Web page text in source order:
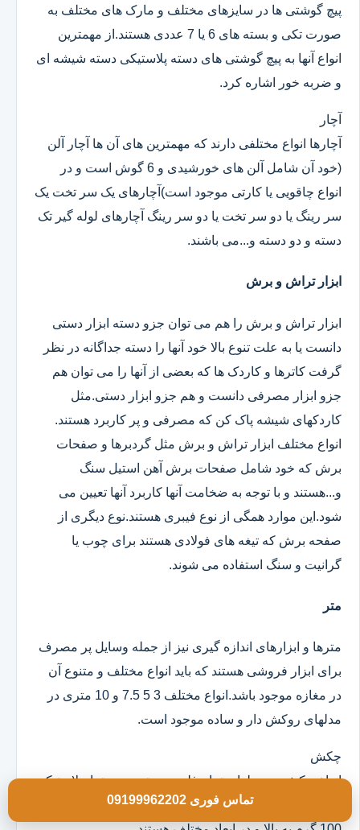
پیچ گوشتی ها در سایزهای مختلف و مارک های مختلف به
صورت تکی و بسته های 6 یا 7 عددی هستند.از مهمترین
انواع آنها به پیچ گوشتی های دسته پلاستیکی دسته شیشه ای
و ضربه خور اشاره کرد.
آچار
آچارها انواع مختلفی دارند که مهمترین های آن ها آچار آلن
(خود آن شامل آلن های خورشیدی و 6 گوش است و در
انواع چاقویی یا کارتی موجود است)آچارهای یک سر تخت یک
سر رینگ یا دو سر تخت یا دو سر رینگ آچارهای لوله گیر تک
دسته و دو دسته و...می باشند.
ابزار تراش و برش
ابزار تراش و برش را هم می توان جزو دسته ابزار دستی
دانست یا به علت تنوع بالا خود آنها را دسته جداگانه در نظر
گرفت کاترها و کاردک ها که بعضی از آنها را می توان هم
جزو ابزار مصرفی دانست و هم جزو ابزار دستی.مثل
کاردکهای شیشه پاک کن که مصرفی و پر کاربرد هستند.
انواع مختلف ابزار تراش و برش مثل گردبرها و صفحات
برش که خود شامل صفحات برش آهن استیل سنگ
و...هستند و با توجه به ضخامت آنها کاربرد آنها تعیین می
شود.این موارد همگی از نوع فیبری هستند.نوع دیگری از
صفحه برش که تیغه های فولادی هستند برای چوب یا
گرانیت و سنگ استفاده می شوند.
متر
مترها و ابزارهای اندازه گیری نیز از جمله وسایل پر مصرف
برای ابزار فروشی هستند که باید انواع مختلف و متنوع آن
در مغازه موجود باشد.انواع مختلف 3 5 7.5 و 10 متری در
مدلهای روکش دار و ساده موجود است.
چکش
انواع چکش در مدلهای تمام فلزی دسته چوبی تمام لاستیکی
و ژله ای موجود است که خود آنها در وزن های مختلف از
تماس فوری 09199962202